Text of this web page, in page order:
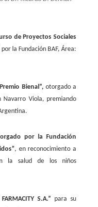
de Proyectos Sociales
la Fundación BAF, Área:
Bienal”, otorgado a
Navarro Viola, premiando
por la Fundación
, en reconocimiento a
la salud de los niños
S.A.” para su